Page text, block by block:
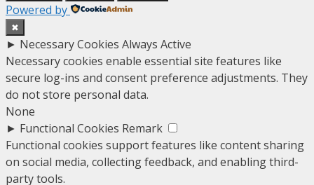
Powered by
✖
► Necessary Cookies Always Active
Necessary cookies enable essential site features like
secure log-ins and consent preference adjustments. They
do not store personal data.
None
► Functional Cookies Remark
Functional cookies support features like content sharing
on social media, collecting feedback, and enabling third-
party tools.